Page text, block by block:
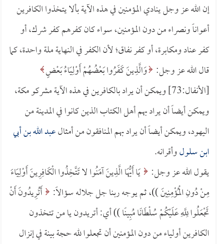
إن الله عز وجل ينادي المؤمنين في هذه الآية بألا يتخذوا الكافرين
أعواناً ونصراء من دون المؤمنين، سواء كان كفرهم كفر شرك، أو
كفر عناد ومكابرة، أو كفر نفاق؛ لأن الكفر في النهاية ملة واحدة، كما
قال الله عز وجل: وَالَّذِينَ كَفَرُوا بَعْضُهُمْ أَوْلِيَاءُ بَعْضٍ
[الأنفال:73] ويمكن أن يراد بالكافرين في هذه الآية مشركو مكة،
ويمكن أيضاً أن يراد بهم أهل الكتاب الذين كانوا في المدينة من
اليهود، ويمكن أيضاً أن يراد بهم المنافقون من أمثالعبد الله بن أبي
ابن سلولوأقرانه.
يقول الله عز وجل: يَا أَيُّهَا الَّذِينَ آمَنُوا لا تَتَّخِذُوا الْكَافِرِينَ أَوْلِيَاءَ
مِنْ دُونِ الْمُؤْمِنِينَ ))، ثم يوجه ربنا جل جلاله سؤالاً: أَتُرِيدُونَ أَنْ
تَجْعَلُوا لِلَّهِ عَلَيْكُمْ سُلْطَانًا مُبِينًا )) أي: أتريدون يا من تتخذون
الكافرين أولياء من دون المؤمنين أن تجعلوا لله حجة بينة في إنزال